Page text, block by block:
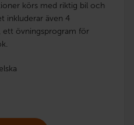
körs med riktig bil och
inkluderar även 4
ett övningsprogram för